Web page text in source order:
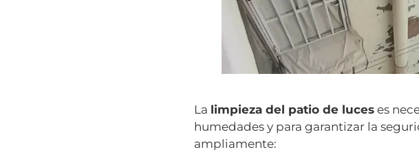
La limpieza del patio de luces es
humedades y para garantizar la
ampliamente: